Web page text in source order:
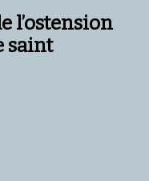
l’ostension
saint